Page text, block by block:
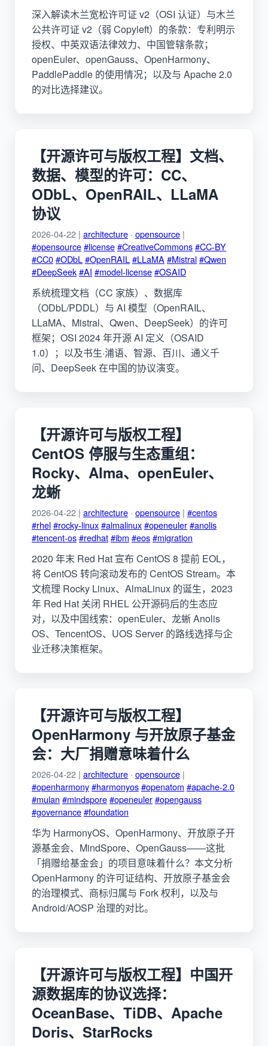
深入解读木兰宽松许可证 v2（OSI 认证）与木兰
公共许可证 v2（弱 Copyleft）的条款：专利明示
授权、中英双语法律效力、中国管辖条款；
openEuler、openGauss、OpenHarmony、
PaddlePaddle 的使用情况；以及与 Apache 2.0
的对比选择建议。
【开源许可与版权工程】文档、
数据、模型的许可：CC、
ODbL、OpenRAIL、LLaMA
协议
2026-04-22 | architecture · opensource |
#opensource#license#CreativeCommons#CC-BY
#CC0#ODbL#OpenRAIL#LLaMA #Mistral#Qwen
#DeepSeek#AI #model-license#OSAID
系统梳理文档（CC 家族）、数据库
（ODbL/PDDL）与 AI 模型（OpenRAIL、
LLaMA、Mistral、Qwen、DeepSeek）的许可
框架；OSI 2024 年开源 AI 定义（OSAID
1.0）；以及书生·浦语、智源、百川、通义千
问、DeepSeek 在中国的协议演变。
【开源许可与版权工程】
CentOS 停服与生态重组：
Rocky、Alma、openEuler、
龙蜥
2026-04-22 | architecture · opensource | #centos
#rhel#rocky-linux#almalinux#openeuler#anolis
#tencent-os#redhat#ibm #eos#migration
2020 年末 Red Hat 宣布 CentOS 8 提前 EOL，
将 CentOS 转向滚动发布的 CentOS Stream。本
文梳理 Rocky Linux、AlmaLinux 的诞生，2023
年 Red Hat 关闭 RHEL 公开源码后的生态应
对，以及中国线索：openEuler、龙蜥 Anolis
OS、TencentOS、UOS Server 的路线选择与企
业迁移决策框架。
【开源许可与版权工程】
OpenHarmony 与开放原子基金
会：大厂捐赠意味着什么
2026-04-22 | architecture · opensource |
#openharmony#harmonyos#openatom #apache-2.0
#mulan #mindspore#openeuler#opengauss
#governance#foundation
华为 HarmonyOS、OpenHarmony、开放原子开
源基金会、MindSpore、OpenGauss——这批
「捐赠给基金会」的项目意味着什么？本文分析
OpenHarmony 的许可证结构、开放原子基金会
的治理模式、商标归属与 Fork 权利，以及与
Android/AOSP 治理的对比。
【开源许可与版权工程】中国开
源数据库的协议选择：
OceanBase、TiDB、Apache
Doris、StarRocks